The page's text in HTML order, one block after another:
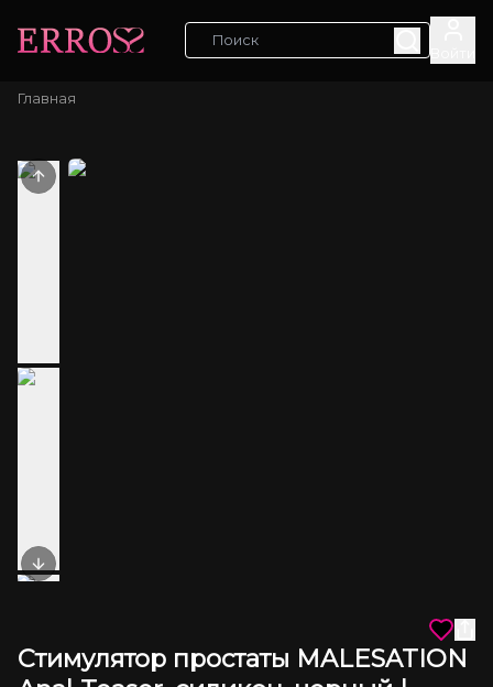
Главная
Previous slide
Next slide
Стимулятор простаты MALESATION